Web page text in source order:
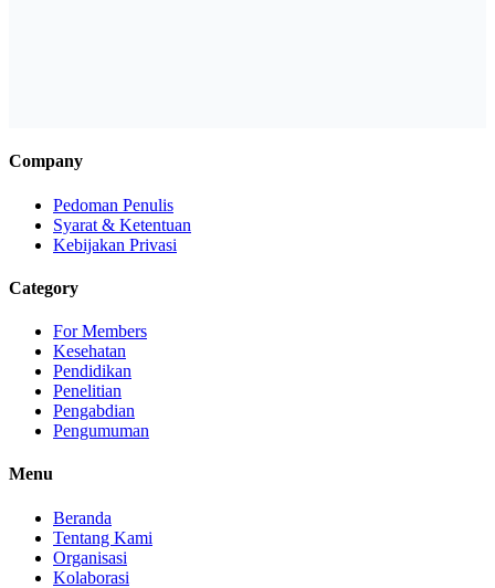
Company
Pedoman Penulis
Syarat & Ketentuan
Kebijakan Privasi
Category
For Members
Kesehatan
Pendidikan
Penelitian
Pengabdian
Pengumuman
Menu
Beranda
Tentang Kami
Organisasi
Kolaborasi